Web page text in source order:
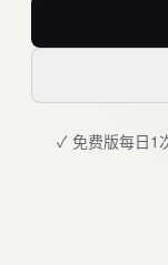
✓ 免费版每日1